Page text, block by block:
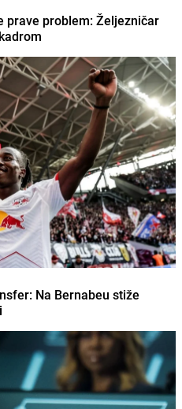
prave problem: Željezničar
Na Bernabeu stiže